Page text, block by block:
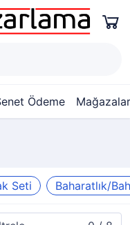
Ödeme
Seti Baharatlık/